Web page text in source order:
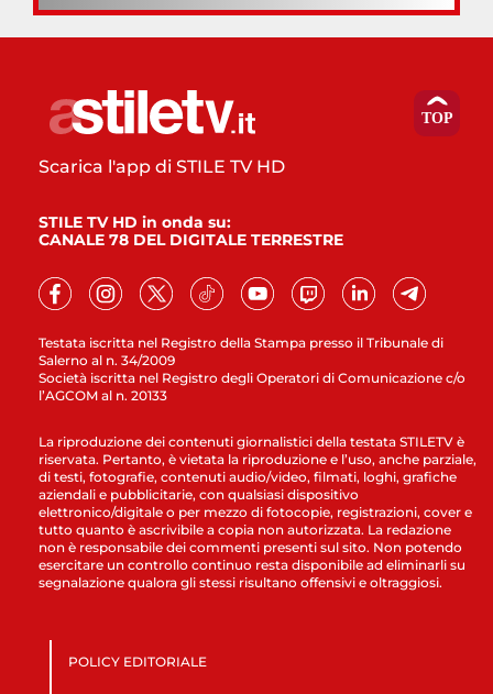
Testata iscritta nel Registro della Stampa presso il Tribunale di
Salerno al n. 34/2009
Società iscritta nel Registro degli Operatori di Comunicazione c/o
l’AGCOM al n. 20133
Scarica l'app di STILE TV HD
STILE TV HD in onda su:
CANALE 78 DEL DIGITALE TERRESTRE
La riproduzione dei contenuti giornalistici della testata STILETV è
riservata. Pertanto, è vietata la riproduzione e l’uso, anche parziale,
di testi, fotografie, contenuti audio/video, filmati, loghi, grafiche
aziendali e pubblicitarie, con qualsiasi dispositivo
elettronico/digitale o per mezzo di fotocopie, registrazioni, cover e
tutto quanto è ascrivibile a copia non autorizzata. La redazione
non è responsabile dei commenti presenti sul sito. Non potendo
esercitare un controllo continuo resta disponibile ad eliminarli su
segnalazione qualora gli stessi risultano offensivi e oltraggiosi.
POLICY EDITORIALE